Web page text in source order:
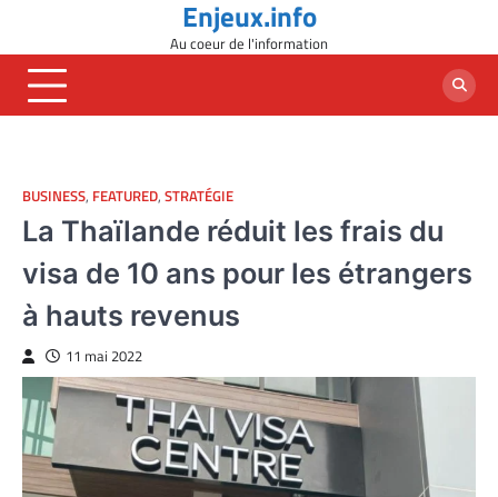
content
Enjeux.info
Au coeur de l'information
BUSINESS, FEATURED, STRATÉGIE
La Thaïlande réduit les frais du
visa de 10 ans pour les étrangers
à hauts revenus
11 mai 2022